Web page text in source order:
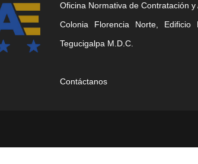
Oficina Normativa de Contratación
Colonia Florencia Norte, Edificio
Tegucigalpa M.D.C.
Contáctanos